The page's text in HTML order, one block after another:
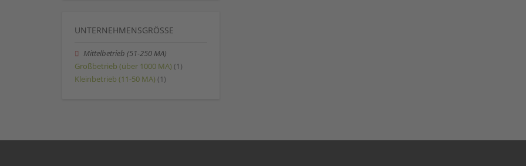
UNTERNEHMENSGRÖSSE
Mittelbetrieb (51-250 MA)
Großbetrieb (über 1000 MA) (1)
Kleinbetrieb (11-50 MA) (1)